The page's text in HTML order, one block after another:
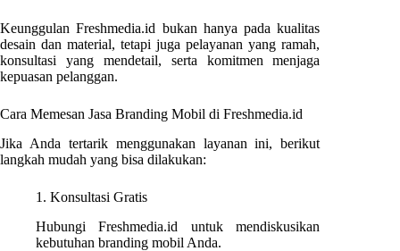
Keunggulan Freshmedia.id bukan hanya pada kualitas
desain dan material, tetapi juga pelayanan yang ramah,
konsultasi yang mendetail, serta komitmen menjaga
kepuasan pelanggan.
Cara Memesan Jasa Branding Mobil di Freshmedia.id
Jika Anda tertarik menggunakan layanan ini, berikut
langkah mudah yang bisa dilakukan:
1. Konsultasi Gratis
Hubungi Freshmedia.id untuk mendiskusikan
kebutuhan branding mobil Anda.